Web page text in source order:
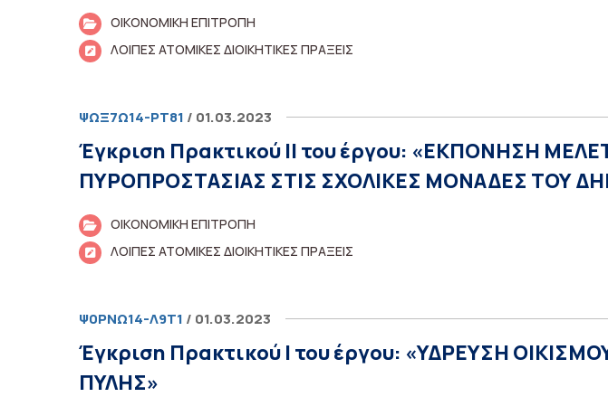
ΟΙΚΟΝΟΜΙΚΗ ΕΠΙΤΡΟΠΗ
ΛΟΙΠΕΣ ΑΤΟΜΙΚΕΣ ΔΙΟΙΚΗΤΙΚΕΣ ΠΡΑΞΕΙΣ
ΨΩΞ7Ω14-ΡΤ81 / 01.03.2023
Έγκριση Πρακτικού ΙΙ του έργου: «ΕΚΠΟΝΗΣΗ
ΠΥΡΟΠΡΟΣΤΑΣΙΑΣ ΣΤΙΣ ΣΧΟΛΙΚΕΣ ΜΟΝΑΔΕΣ ΤΟΥ
ΟΙΚΟΝΟΜΙΚΗ ΕΠΙΤΡΟΠΗ
ΛΟΙΠΕΣ ΑΤΟΜΙΚΕΣ ΔΙΟΙΚΗΤΙΚΕΣ ΠΡΑΞΕΙΣ
Ψ0ΡΝΩ14-Λ9Τ1 / 01.03.2023
Έγκριση Πρακτικού Ι του έργου: «ΥΔΡΕΥΣΗ
ΠΥΛΗΣ»